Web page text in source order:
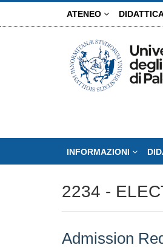
ATENEO
INFORMAZIONI
2234 -
Admission